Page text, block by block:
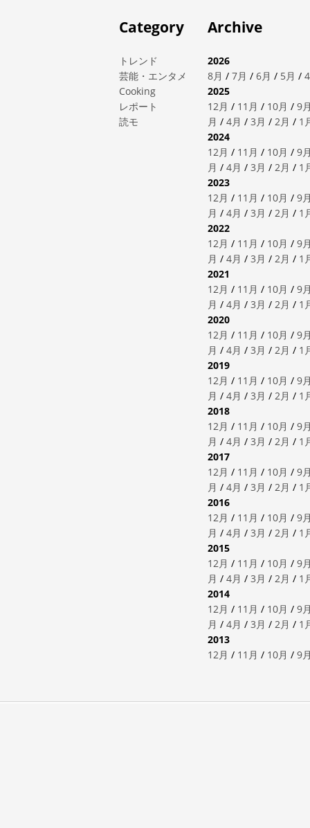
Category
トレンド
芸能・エンタメ
Cooking
レポート
読モ
Archive
2026
8月 / 7月 / 6月 / 5月 /
2025
12月 / 11月 / 10月 / 9
月 / 4月 / 3月 / 2月 / 1
2024
12月 / 11月 / 10月 / 9
月 / 4月 / 3月 / 2月 / 1
2023
12月 / 11月 / 10月 / 9
月 / 4月 / 3月 / 2月 / 1
2022
12月 / 11月 / 10月 / 9
月 / 4月 / 3月 / 2月 / 1
2021
12月 / 11月 / 10月 / 9
月 / 4月 / 3月 / 2月 / 1
2020
12月 / 11月 / 10月 / 9
月 / 4月 / 3月 / 2月 / 1
2019
12月 / 11月 / 10月 / 9
月 / 4月 / 3月 / 2月 / 1
2018
12月 / 11月 / 10月 / 9
月 / 4月 / 3月 / 2月 / 1
2017
12月 / 11月 / 10月 / 9
月 / 4月 / 3月 / 2月 / 1
2016
12月 / 11月 / 10月 / 9
月 / 4月 / 3月 / 2月 / 1
2015
12月 / 11月 / 10月 / 9
月 / 4月 / 3月 / 2月 / 1
2014
12月 / 11月 / 10月 / 9
月 / 4月 / 3月 / 2月 / 1
2013
12月 / 11月 / 10月 / 9